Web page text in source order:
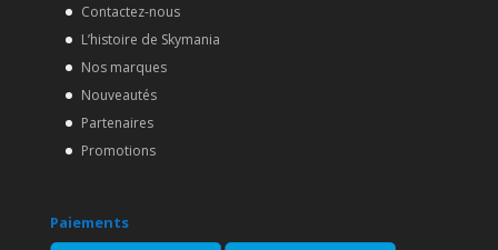
Contactez-nous
L’histoire de Skymania
Nos marques
Nouveautés
Partenaires
Promotions
Paiements